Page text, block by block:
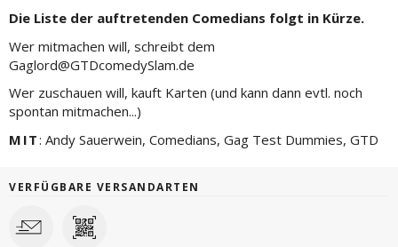
Die Liste der auftretenden Comedians folgt in Kürze.
Wer mitmachen will, schreibt dem
Gaglord@GTDcomedySlam.de
Wer zuschauen will, kauft Karten (und kann dann evtl. noch
spontan mitmachen...)
MIT: Andy Sauerwein, Comedians, Gag Test Dummies, GTD
VERFÜGBARE VERSANDARTEN